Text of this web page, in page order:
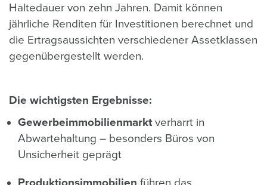
Haltedauer von zehn Jahren. Damit können
jährliche Renditen für Investitionen berechnet und
die Ertragsaussichten verschiedener Assetklassen
gegenübergestellt werden.
Die wichtigsten Ergebnisse:
Gewerbeimmobilienmarkt verharrt in
Abwartehaltung – besonders Büros von
Unsicherheit geprägt
Produktionsimmobilien führen das